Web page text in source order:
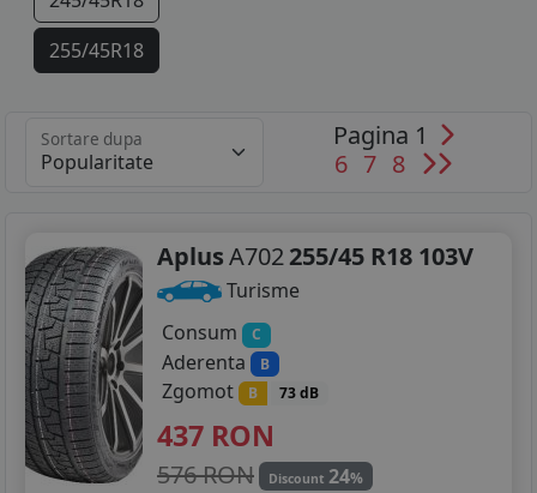
255/45R18
235/50R19
255/45R19
255/35R20
265/40R20
275/35R20
275/35R21
Sortare dupa
Pagina 1
6 7 8
AplusA702255/45 R18 103V
Turisme
Consum
C
Aderenta B
Zgomot B 73 dB
437 RON
576 RON Discount 24%